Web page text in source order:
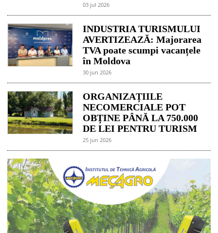
03 jul 2026
INDUSTRIA TURISMULUI
AVERTIZEAZĂ: Majorarea
TVA poate scumpi vacanțele
în Moldova
30 jun 2026
ORGANIZAȚIILE
NECOMERCIALE POT
OBȚINE PÂNĂ LA 750.000
DE LEI PENTRU TURISM
25 jun 2026